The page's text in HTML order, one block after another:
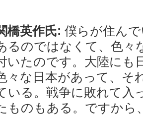
橋英作氏: 僕らが住ん
るのではなくて、色々
いたのです。大陸にも
々な日本があって、そ
いる。戦争に敗れて入
ものもある。ですから